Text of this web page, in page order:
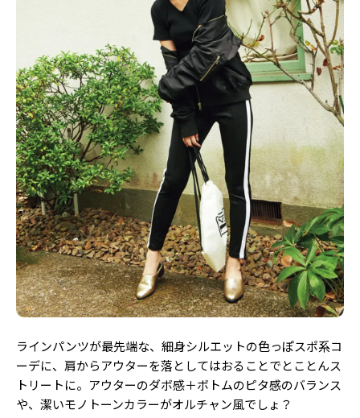
ラインパンツが最先端な、細身シルエットの色っぽスポ系コ
ーデに、肩からアウターを落としてはおることでとことんス
トリートに。アウターのダボ感＋ボトムのピタ感のバランス
や、潔いモノトーンカラーがオルチャン風でしょ？